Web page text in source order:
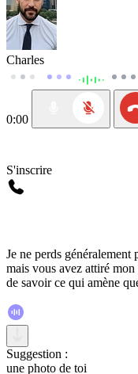
Charles
0:00
S'inscrire
Je ne perds généralement
mais vous avez attiré
de savoir ce qui amène
Suggestion :
une photo de toi